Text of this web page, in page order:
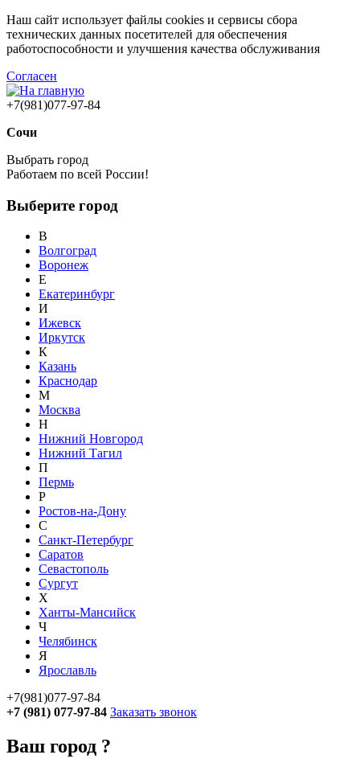
Наш сайт использует файлы cookies и сервисы сбора
технических данных посетителей для обеспечения
работоспособности и улучшения качества обслуживания
Согласен
+7(981)077-97-84
Сочи
Выбрать город
Работаем по всей России!
Выберите город
В
Волгоград
Воронеж
Е
Екатеринбург
И
Ижевск
Иркутск
К
Казань
Краснодар
М
Москва
Н
Нижний Новгород
Нижний Тагил
П
Пермь
Р
Ростов-на-Дону
С
Санкт-Петербург
Саратов
Севастополь
Сургут
Х
Ханты-Мансийск
Ч
Челябинск
Я
Ярославль
+7(981)077-97-84
+7 (981) 077-97-84 Заказать звонок
Ваш город ?